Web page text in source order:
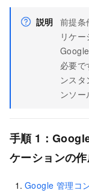
説明 前提
リケ
必要
ンス
ンソー
手順 1：
ケーションの
Google 管理コ